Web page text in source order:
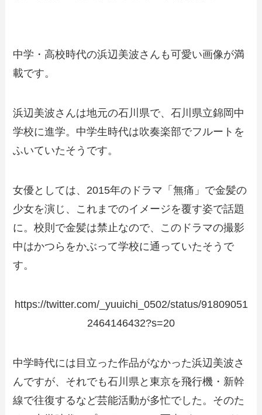
中学・高校時代の浜辺美波さんも可愛い画像が満
載です。
浜辺美波さんは地元の石川県で、石川県立錦岡中
学校に進学。中学生時代は吹奏楽部でフルートを
ふいていたそうです。
女優としては、2015年のドラマ「無痛」で金髪の
少女を演じ、これまでのイメージを覆す姿で話題
に。校則で金髪は禁止なので、このドラマの撮影
中はかつらをかぶって学校に通っていたそうで
す。
https://twitter.com/_yuuichi_0502/status/91809051
2464146432?s=20
中学時代には目立った作品がなかった浜辺美波さ
んですが、それでも石川県と東京を飛行機・新幹
線で往復するなど芸能活動が多忙でした。そのた